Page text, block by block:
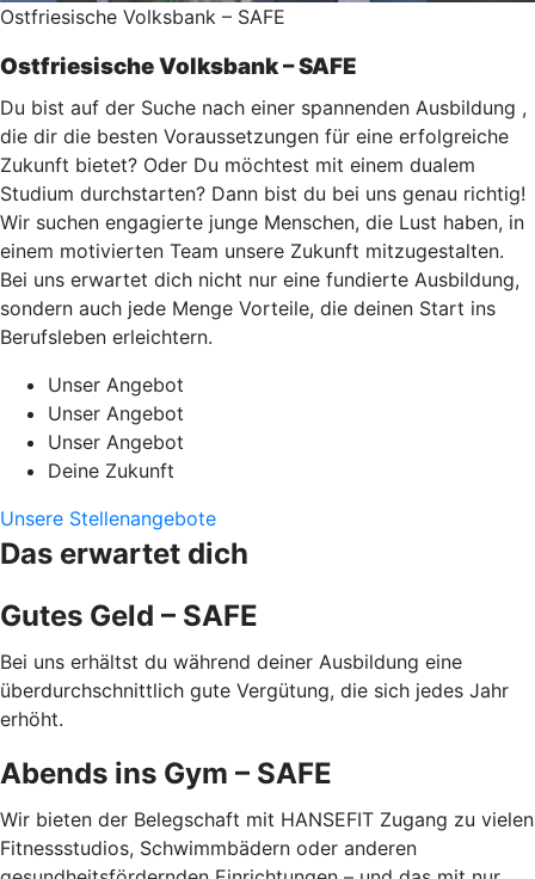
Ostfriesische Volksbank – SAFE
Ostfriesische Volksbank – SAFE
Du bist auf der Suche nach einer spannenden Ausbildung ,
die dir die besten Voraussetzungen für eine erfolgreiche
Zukunft bietet? Oder Du möchtest mit einem dualem
Studium durchstarten? Dann bist du bei uns genau richtig!
Wir suchen engagierte junge Menschen, die Lust haben, in
einem motivierten Team unsere Zukunft mitzugestalten.
Bei uns erwartet dich nicht nur eine fundierte Ausbildung,
sondern auch jede Menge Vorteile, die deinen Start ins
Berufsleben erleichtern.
Unser Angebot
Unser Angebot
Unser Angebot
Deine Zukunft
Unsere Stellenangebote
Das erwartet dich
Gutes Geld – SAFE
Bei uns erhältst du während deiner Ausbildung eine
überdurchschnittlich gute Vergütung, die sich jedes Jahr
erhöht.
Abends ins Gym – SAFE
Wir bieten der Belegschaft mit HANSEFIT Zugang zu vielen
Fitnessstudios, Schwimmbädern oder anderen